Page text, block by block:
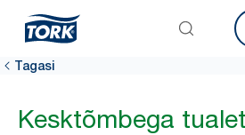
Tagasi
Kesktõmbega